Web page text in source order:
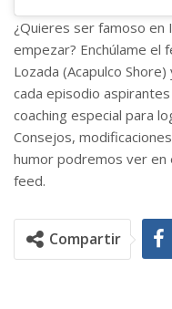
¿Quieres ser famoso en
empezar? Enchúlame el
Lozada (Acapulco
cada episodio
coaching especial para
Consejos,
humor podremos ver en
feed.
Compartir